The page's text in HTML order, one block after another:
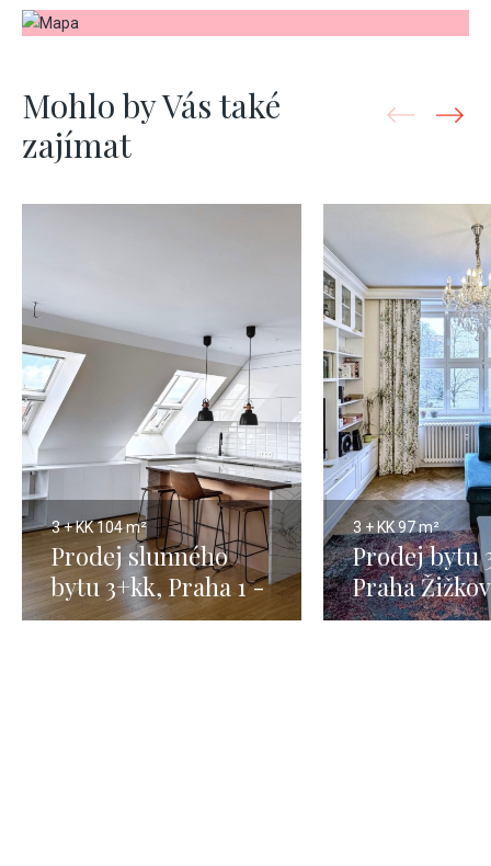
Mohlo by Vás také
zajímat
3 + KK104 m²
Prodej slunného
bytu 3+kk, Praha 1 -
104 m2
3 + KK 97 m²
Prodej bytu
Praha